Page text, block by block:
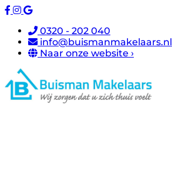
0320 - 202 040
info@buismanmakelaars.nl
Naar onze website ›